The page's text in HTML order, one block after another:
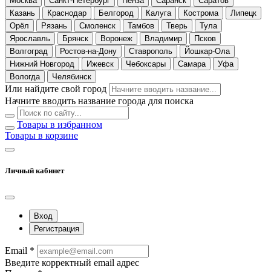
Казань
Краснодар Белгород Калуга Кострома
Липецк
Орёл
Рязань Смоленск Тамбов Тверь
Тула
Ярославль
Брянск Воронеж Владимир
Псков
Волгоград
Ростов-на-Дону Ставрополь
Йошкар-Ола
Нижний Новгород
Ижевск Чебоксары Самара
Уфа
Вологда
Челябинск
Или найдите свой город
Начните вводить название города для поиска
Товары в избранном
Товары в корзине
Личный кабинет
Вход
Регистрация
Email *
Введите корректный email адрес